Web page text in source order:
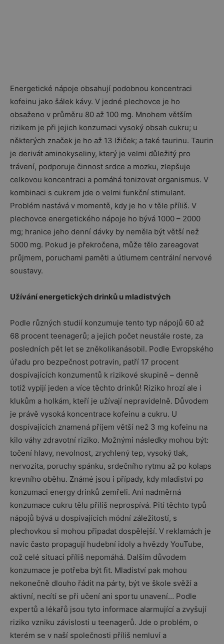
Energetické nápoje obsahují podobnou koncentraci
kofeinu jako šálek kávy. V jedné plechovce je ho
obsaženo v průměru 80 až 100 mg. Mnohem větším
rizikem je při jejich konzumaci vysoký obsah cukru; u
některých značek je ho až 13 lžiček; a také taurinu. Taurin
je derivát aminokyseliny, který je velmi důležitý pro
trávení, podporuje činnost srdce a mozku, zlepšuje
celkovou koncentraci a pomáhá tonizovat organismus. V
kombinaci s cukrem jde o velmi funkční stimulant.
Problém nastává v momentě, kdy je ho v těle příliš. V
plechovce energetického nápoje ho bývá 1000 – 2000
mg; hranice jeho denní dávky by neměla být větší než
5000 mg. Pokud je překročena, může tělo zareagovat
průjmem, poruchami paměti a útlumem centrální nervové
soustavy.
Užívání energetických drinků u mladistvých
Podle různých studií konzumuje tento typ nápojů 60 až
68 procent teenagerů; a jejich počet neustále roste, za
posledních pět let se zněkolikanásobil. Podle Evropského
úřadu pro bezpečnost potravin, patří 17 procent
dospívajících konzumentů k rizikové skupině – denně
totiž vypijí jeden a více těchto drinků! Riziko hrozí ale i
klukům a holkám, kteří je užívají nepravidelně. Důvodem
je právě vysoká koncentrace kofeinu a cukru. U
dospívajících znamená příjem větší než 3 mg kofeinu na
kilo váhy zdravotní riziko. Možnými následky mohou být:
točení hlavy, nevolnost, zrychlený tep, vysoký tlak,
nervozita, poruchy spánku, srdečního rytmu až po kolaps
krevního oběhu. Známé jsou i případy, kdy mladiství po
konzumaci energy drinků zemřeli. Ani nadměrná
konzumace cukru tělu příliš neprospívá. Pití těchto typů
nápojů bývá u dospívajících módní záležitostí, s
plechovkou si mohou připadat dospělejší. V reklamách je
navíc často propagují hudební idoly a hvězdy YouTube,
což celé situaci příliš nepomáhá. Dalším důvodem
konzumace je potřeba být fit. Mladiství pak mohou
nekonečně dlouho řádit na párty, být ve škole svěží a
aktivní, necítí se při učení ani sportu unavení… Podle
expertů a lékařů jsou tyto informace alarmující a zvyšují
riziko vzniku závislosti u teenagerů. Jde o problém, o
kterém se v naší společnosti příliš nemluví a